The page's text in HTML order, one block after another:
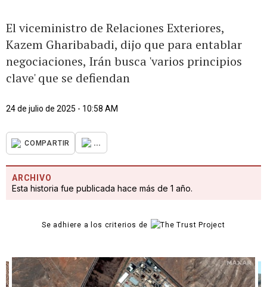
El viceministro de Relaciones Exteriores,
Kazem Gharibabadi, dijo que para entablar
negociaciones, Irán busca 'varios principios
clave' que se defiendan
24 de julio de 2025 - 10:58 AM
COMPARTIR ...
ARCHIVO
Esta historia fue publicada hace más de 1 año.
Se adhiere a los criterios de